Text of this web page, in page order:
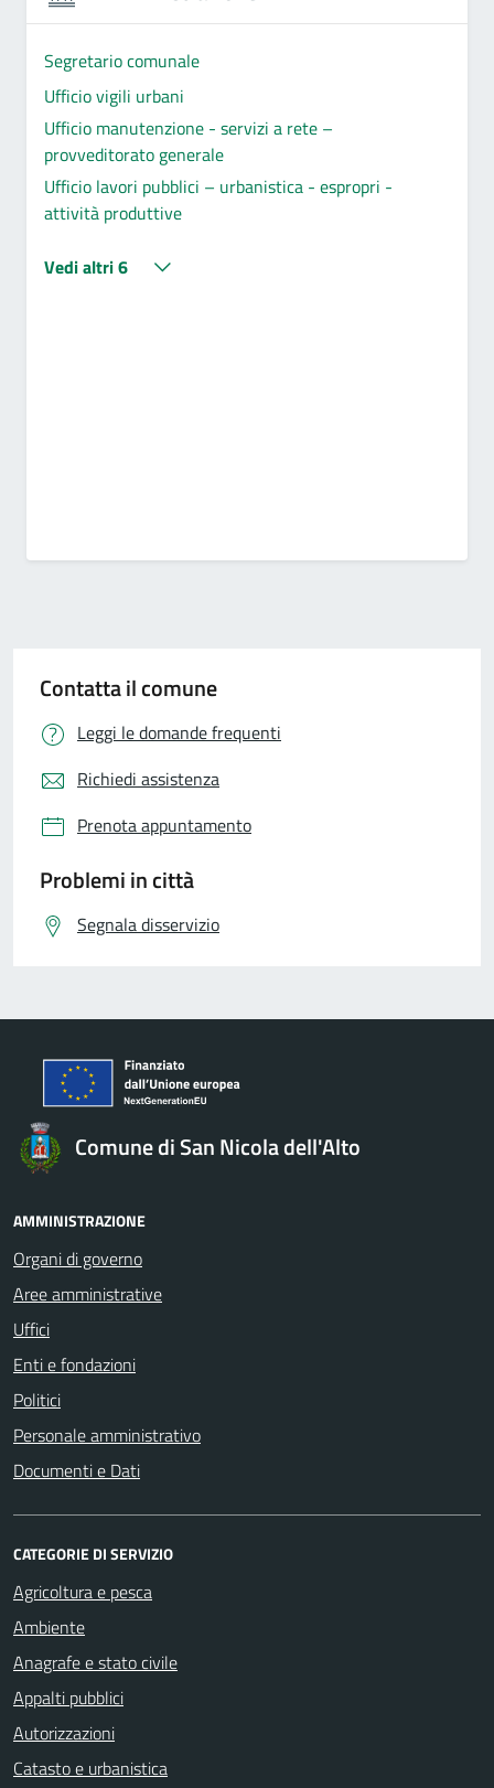
Segretario comunale
Ufficio vigili urbani
Ufficio manutenzione - servizi a rete –
provveditorato generale
Ufficio lavori pubblici – urbanistica - espropri -
attività produttive
Vedi altri 6
Contatta il comune
Leggi le domande frequenti
Richiedi assistenza
Prenota appuntamento
Problemi in città
Segnala disservizio
Comune di San Nicola dell'Alto
AMMINISTRAZIONE
Organi di governo
Aree amministrative
Uffici
Enti e fondazioni
Politici
Personale amministrativo
Documenti e Dati
CATEGORIE DI SERVIZIO
Agricoltura e pesca
Ambiente
Anagrafe e stato civile
Appalti pubblici
Autorizzazioni
Catasto e urbanistica